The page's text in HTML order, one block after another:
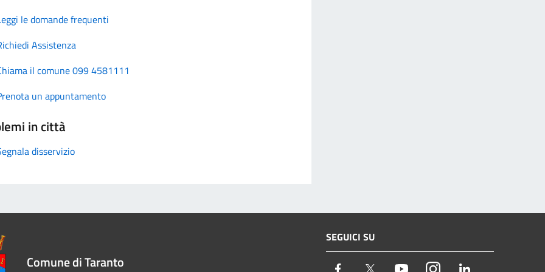
le domande frequenti
Assistenza
il comune 099 4581111
un appuntamento
in città
disservizio
Comune di Taranto
SEGUICI SU